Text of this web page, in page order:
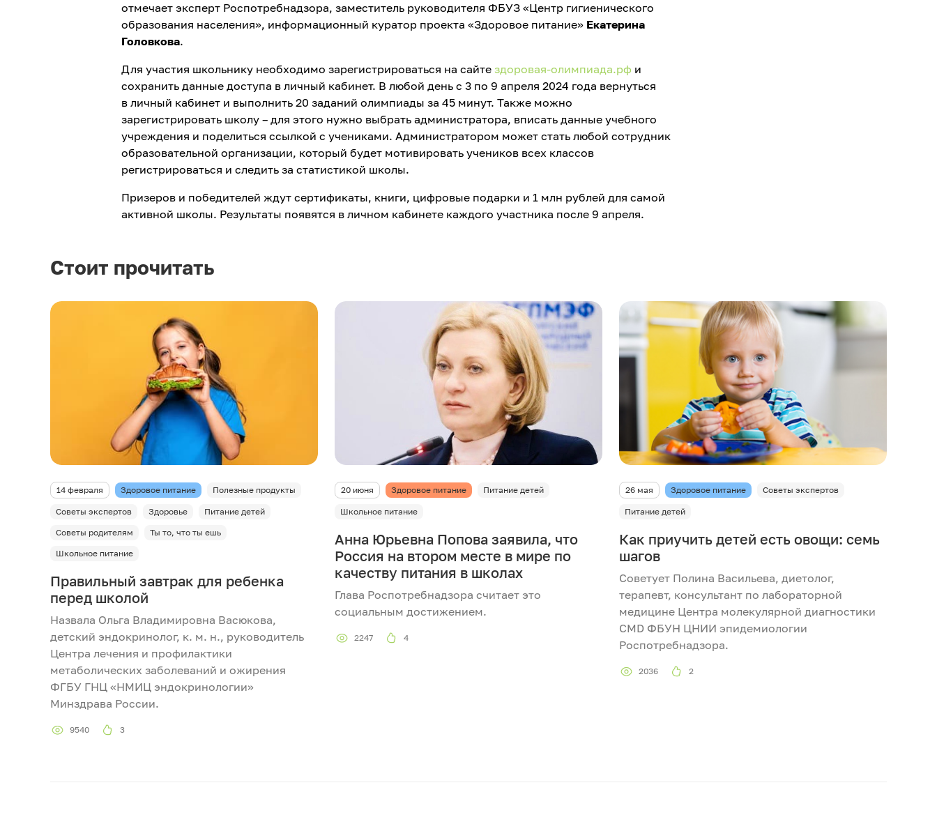
отмечает эксперт Роспотребнадзора, заместитель руководителя ФБУЗ «Центр гигиенического
образования населения», информационный куратор проекта «Здоровое питание» Екатерина
Головкова.
Для участия школьнику необходимо зарегистрироваться на сайте здоровая-олимпиада.рф и
сохранить данные доступа в личный кабинет. В любой день с 3 по 9 апреля 2024 года вернуться
в личный кабинет и выполнить 20 заданий олимпиады за 45 минут. Также можно
зарегистрировать школу – для этого нужно выбрать администратора, вписать данные учебного
учреждения и поделиться ссылкой с учениками. Администратором может стать любой сотрудник
образовательной организации, который будет мотивировать учеников всех классов
регистрироваться и следить за статистикой школы.
Призеров и победителей ждут сертификаты, книги, цифровые подарки и 1 млн рублей для самой
активной школы. Результаты появятся в личном кабинете каждого участника после 9 апреля.
Стоит прочитать
14 февраля Здоровое питание Полезные продукты
Советы экспертов Здоровье
Питание детей
Советы родителям
Ты то, что ты ешь
Школьное питание
Правильный завтрак для ребенка
перед школой
Назвала Ольга Владимировна Васюкова,
детский эндокринолог, к. м. н., руководитель
Центра лечения и профилактики
метаболических заболеваний и ожирения
ФГБУ ГНЦ «НМИЦ эндокринологии»
Минздрава России.
9540 3
20 июня Здоровое питание Питание детей
Школьное питание
Анна Юрьевна Попова заявила, что
Россия на втором месте в мире по
качеству питания в школах
Глава Роспотребнадзора считает это
социальным достижением.
2247 4
26 мая Здоровое питание Советы экспертов
Питание детей
Как приучить детей есть овощи: семь
шагов
Советует Полина Васильева, диетолог,
терапевт, консультант по лабораторной
медицине Центра молекулярной диагностики
CMD ФБУН ЦНИИ эпидемиологии
Роспотребнадзора.
2036 2